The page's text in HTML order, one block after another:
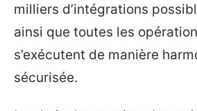
milliers d’intégrations
ainsi que toutes les
s’exécutent de manière
sécurisée.